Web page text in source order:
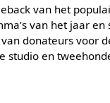
van het
van het jaar
donateurs voor
studio en